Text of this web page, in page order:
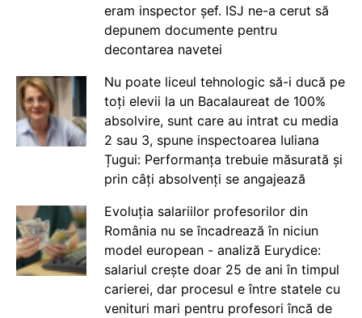
eram inspector șef. ISJ ne-a cerut să
depunem documente pentru
decontarea navetei
Nu poate liceul tehnologic să-i ducă pe
toți elevii la un Bacalaureat de 100%
absolvire, sunt care au intrat cu media
2 sau 3, spune inspectoarea Iuliana
Țugui: Performanța trebuie măsurată și
prin câți absolvenți se angajează
Evoluția salariilor profesorilor din
România nu se încadrează în niciun
model european - analiză Eurydice:
salariul crește doar 25 de ani în timpul
carierei, dar procesul e între statele cu
venituri mari pentru profesori încă de